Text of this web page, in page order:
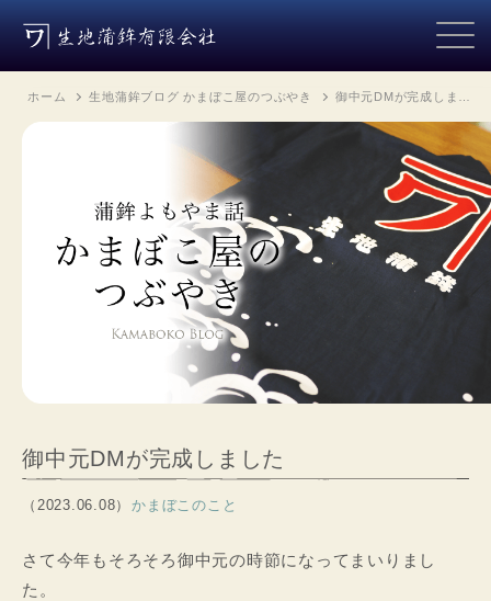
ホーム 生地蒲鉾ブログ かまぼこ屋のつぶやき 御中元DMが完成しま…
御中元DMが完成しました
（2023.06.08） かまぼこのこと
さて今年もそろそろ御中元の時節になってまいりまし
た。